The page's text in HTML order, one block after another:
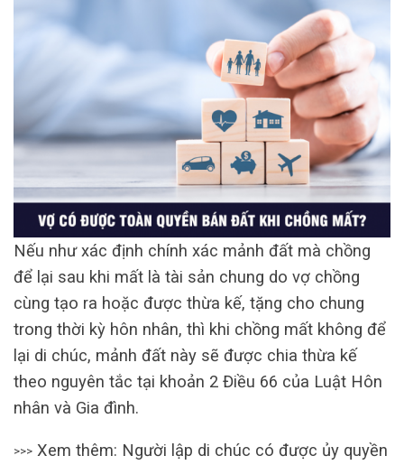
Nếu như xác định chính xác mảnh đất mà chồng
để lại sau khi mất là tài sản chung do vợ chồng
cùng tạo ra hoặc được thừa kế, tặng cho chung
trong thời kỳ hôn nhân, thì khi chồng mất không để
lại di chúc, mảnh đất này sẽ được chia thừa kế
theo nguyên tắc tại khoản 2 Điều 66 của Luật Hôn
nhân và Gia đình.
>>> Xem thêm: Người lập di chúc có được ủy quyền